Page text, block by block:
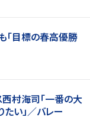
「目標の春高優勝
村海司「一番の大
い」／バレー